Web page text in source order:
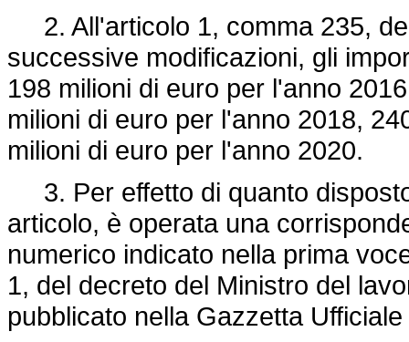
2. All'articolo 1, comma 235,
successive modificazioni, gli
198 milioni di euro per l'anno
milioni di euro per l'anno 2018,
milioni di euro per l'anno 2020.
3. Per effetto di quanto
articolo, è operata una
numerico indicato nella prima
1, del decreto del Ministro del
pubblicato nella Gazzetta